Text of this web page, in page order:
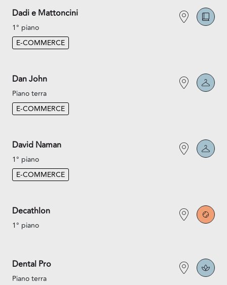
Dadi e Mattoncini
1° piano
E-COMMERCE
Dan John
Piano terra
E-COMMERCE
David Naman
1° piano
E-COMMERCE
Decathlon
1° piano
Dental Pro
Piano terra